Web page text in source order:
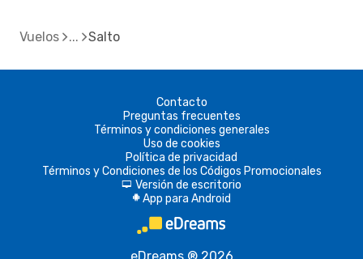
Vuelos Salto
Contacto
Preguntas frecuentes
Términos y condiciones generales
Uso de cookies
Política de privacidad
Términos y Condiciones de los Códigos Promocionales
d Versión de escritorio
A App para Android